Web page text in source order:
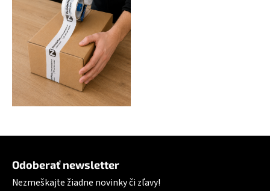
Odoberať newsletter
Nezmeškajte žiadne novinky či zľavy!